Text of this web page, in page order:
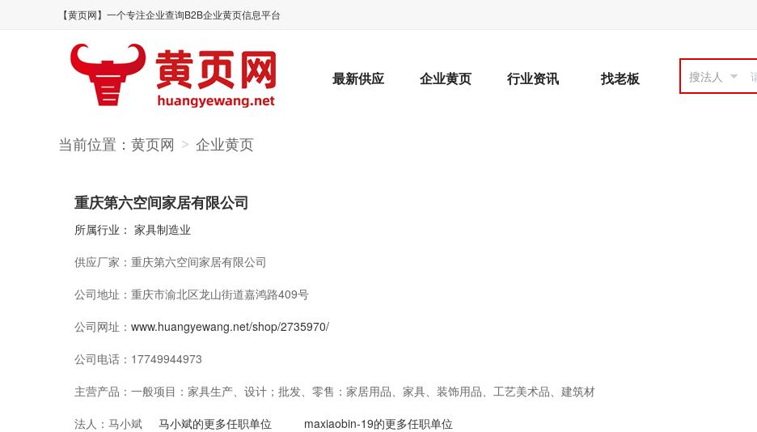
【黄页网】一个专注企业查询B2B企业黄页信息平台
最新供应 企业黄页 行业资讯 找老板 搜法人
当前位置： 黄页网 > 企业黄页
重庆第六空间家居有限公司
所属行业： 家具制造业
供应厂家： 重庆第六空间家居有限公司
公司地址： 重庆市渝北区龙山街道嘉鸿路409号
公司网址： www.huangyewang.net/shop/2735970/
公司电话： 17749944973
主营产品： 一般项目：家具生产、设计；批发、零售：家居用品、家具、装饰用品、工艺美术品、建筑材
料、装饰材料（以上三项不含危险化学品）、陶瓷卫浴、五金交电、家用电器、灯具、办公用
法人： 马小斌 马小斌的更多任职单位 maxiaobin-19的更多任职单位